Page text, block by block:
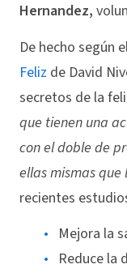
Hernandez,
De hecho según
Feliz de David
secretos de la
que tienen una
con el doble de
ellas mismas que
recientes
Mejora la
Reduce la